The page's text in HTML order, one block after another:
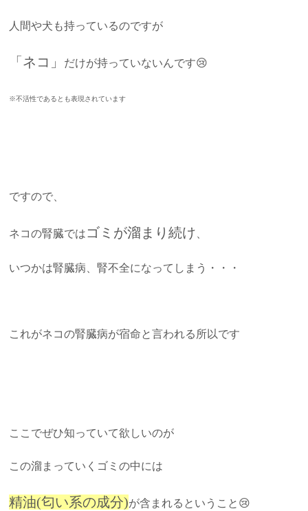
人間や犬も持っているのですが
「ネコ」 だけが持っていないんです😢
※不活性であるとも表現されています
ですので、
ネコの腎臓では ゴミが溜まり続け
いつかは腎臓病、腎不全になってしまう・・・
これがネコの腎臓病が宿命と言われる所以です
ここでぜひ知っていて欲しいのが
この溜まっていくゴミの中には
精油(匂い系の成分)が含まれるということ😢